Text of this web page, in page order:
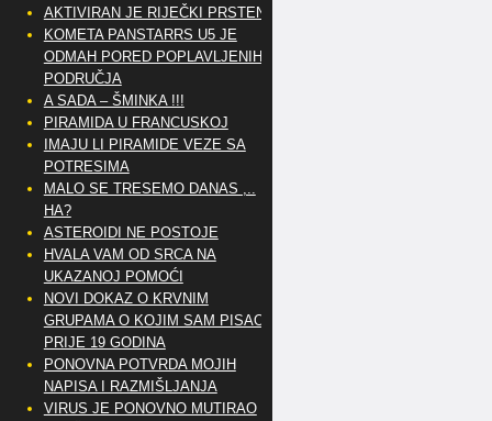
AKTIVIRAN JE RIJEČKI PRSTEN
KOMETA PANSTARRS U5 JE
ODMAH PORED POPLAVLJENIH
PODRUČJA
A SADA – ŠMINKA !!!
PIRAMIDA U FRANCUSKOJ
IMAJU LI PIRAMIDE VEZE SA
POTRESIMA
MALO SE TRESEMO DANAS ,..
HA?
ASTEROIDI NE POSTOJE
HVALA VAM OD SRCA NA
UKAZANOJ POMOĆI
NOVI DOKAZ O KRVNIM
GRUPAMA O KOJIM SAM PISAO
PRIJE 19 GODINA
PONOVNA POTVRDA MOJIH
NAPISA I RAZMIŠLJANJA
VIRUS JE PONOVNO MUTIRAO